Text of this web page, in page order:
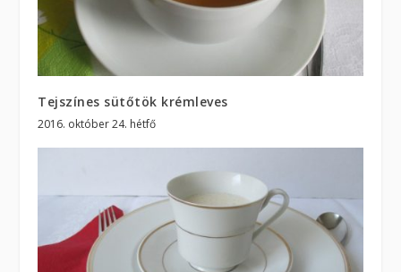
Tejszínes sütőtök krémleves
2016. október 24. hétfő